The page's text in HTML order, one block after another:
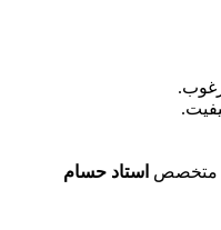
متخصص استاد حسام